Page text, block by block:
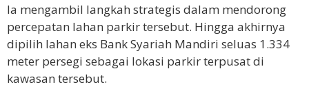
Ia mengambil langkah strategis dalam mendorong
percepatan lahan parkir tersebut. Hingga akhirnya
dipilih lahan eks Bank Syariah Mandiri seluas 1.334
meter persegi sebagai lokasi parkir terpusat di
kawasan tersebut.